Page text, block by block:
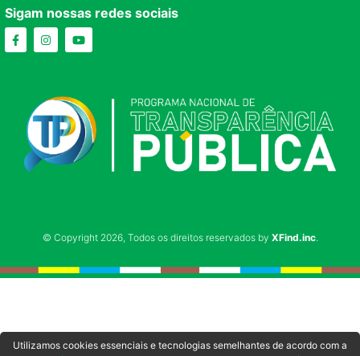
Sigam nossas redes sociais
© Copyright 2026, Todos os direitos reservados by XFind.inc.
Utilizamos cookies essenciais e tecnologias semelhantes de acordo com a